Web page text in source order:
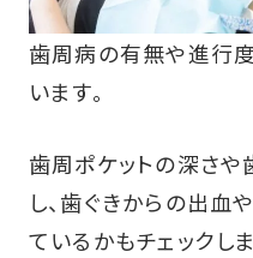
歯周病の有無や進行
います。
歯周ポケットの深さ
し、歯ぐきからの出血
ているかもチェックしま